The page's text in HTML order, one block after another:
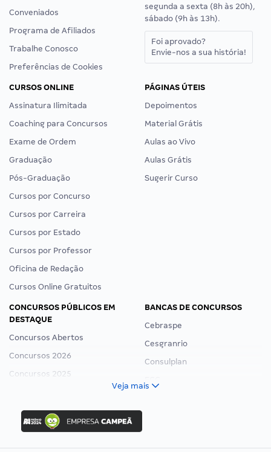
Conveniados
Programa de Afiliados
Trabalhe Conosco
Preferências de Cookies
segunda a sexta (8h às 20h),
sábado (9h às 13h).
Foi aprovado?
Envie-nos a sua história!
CURSOS ONLINE
Assinatura Ilimitada
Coaching para Concursos
Exame de Ordem
Graduação
Pós-Graduação
Cursos por Concurso
Cursos por Carreira
Cursos por Estado
Cursos por Professor
Oficina de Redação
Cursos Online Gratuitos
PÁGINAS ÚTEIS
Depoimentos
Material Grátis
Aulas ao Vivo
Aulas Grátis
Sugerir Curso
CONCURSOS PÚBLICOS EM
DESTAQUE
Concursos Abertos
Concursos 2026
Concursos 2025
Concurso Ibama
Concurso MPU
Editais publicados
BANCAS DE CONCURSOS
Cebraspe
Cesgranrio
Consulplan
Veja mais